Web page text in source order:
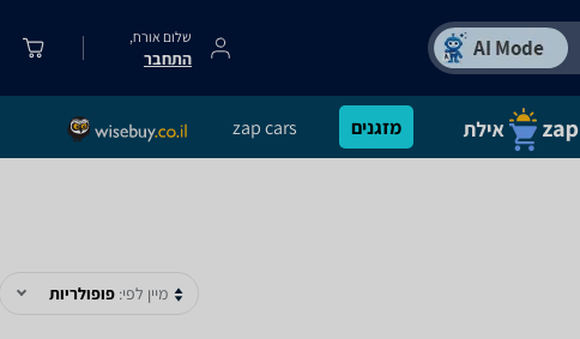
שלום אורח,
התחבר
מזגנים zap cars
מיין לפי: פופולריות